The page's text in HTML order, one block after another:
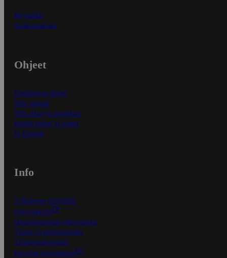
Myymälät
Asiakaspalvelu
Ohjeet
Ensitilaajan ohjeet
Näin maksat
Näin tilaat ja muokkaat
Kaikki ohjeet ja vinkit
In English
Info
S-Business yrityksille
Oiva-raportit
Osuuskauppojen yhteystiedot
Tilaus- ja toimitusehdot
Tietosuojakäytäntö
Palvelun käyttöehdot